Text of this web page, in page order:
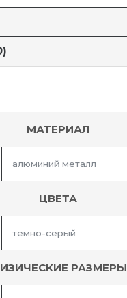
МАТЕРИАЛ
алюминий металл
ЦВЕТА
темно-серый
РАЗМЕРЫ